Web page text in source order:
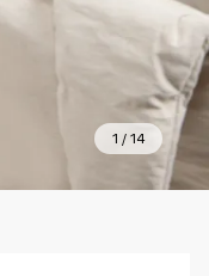
1 / 14